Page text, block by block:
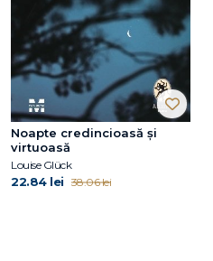
Noapte credincioasă și
virtuoasă
Louise Glück
22.84 lei 38.06 lei